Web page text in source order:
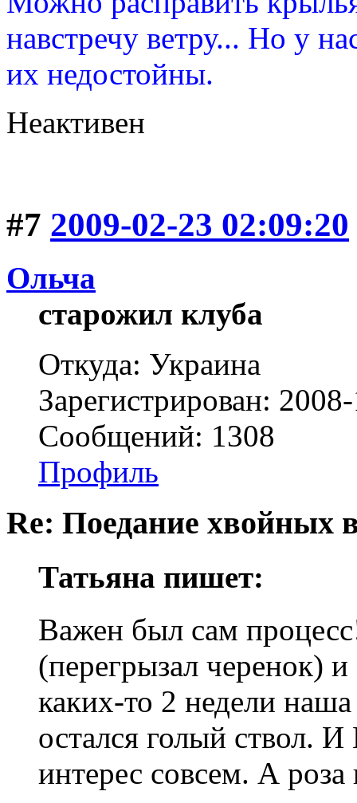
навстречу ветру... Но у
их недостойны.
Неактивен
#7 2009-02-23 02:09:20
Ольча
старожил клуба
Откуда: Украина
Зарегистрирован:
Сообщений: 1308
Профиль
Re: Поедание хвойных
Татьяна пишет:
Важен был сам
(перегрызал черенок)
каких-то 2 недели
остался голый ствол.
интерес совсем. А роза